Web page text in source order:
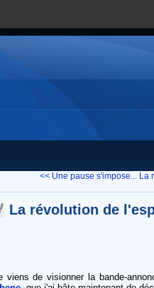
<< Une pause s'impose... La
La révolution de
viens de visionner la bande-